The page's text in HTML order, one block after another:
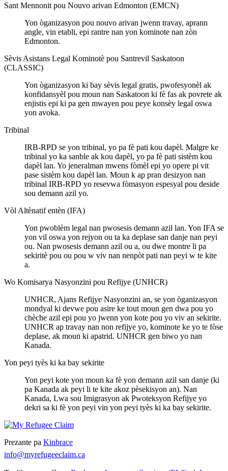
Sant Mennonit pou Nouvo arivan Edmonton (EMCN)
Yon òganizasyon pou nouvo arivan jwenn travay, aprann
angle, vin etabli, epi rantre nan yon kominote nan zòn
Edmonton.
Sèvis Asistans Legal Kominotè pou Santrevil Saskatoon
(CLASSIC)
Yon òganizasyon ki bay sèvis legal gratis, pwofesyonèl ak
konfidansyèl pou moun nan Saskatoon ki fè fas ak povrete ak
enjistis epi ki pa gen mwayen pou peye konsèy legal oswa
yon avoka.
Tribinal
IRB-RPD se yon tribinal, yo pa fè pati kou dapèl. Malgre ke
tribinal yo ka sanble ak kou dapèl, yo pa fè pati sistèm kou
dapèl lan. Yo jeneralman mwens fòmèl epi yo opere pi vit
pase sistèm kou dapèl lan. Moun k ap pran desizyon nan
tribinal IRB-RPD yo resevwa fòmasyon espesyal pou deside
sou demann azil yo.
Vòl Altènatif entèn (IFA)
Yon pwoblèm legal nan pwosesis demann azil lan. Yon IFA se
yon vil oswa yon rejyon ou ta ka deplase san danje nan peyi
ou. Nan pwosesis demann azil ou a, ou dwe montre li pa
sekiritè pou ou pou w viv nan nenpòt pati nan peyi w te kite
a.
Wo Komisarya Nasyonzini pou Refijye (UNHCR)
UNHCR, Ajans Refijye Nasyonzini an, se yon òganizasyon
mondyal ki devwe pou asire ke tout moun gen dwa pou yo
chèche azil epi pou yo jwenn yon kote pou yo viv an sekirite.
UNHCR ap travay nan non refijye yo, kominote ke yo te fòse
deplase, ak moun ki apatrid. UNHCR gen biwo yo nan
Kanada.
Yon peyi tyès ki ka bay sekirite
Yon peyi kote yon moun ka fè yon demann azil san danje (ki
pa Kanada ak peyi li te kite akoz pèsekisyon an). Nan
Kanada, Lwa sou Imigrasyon ak Pwoteksyon Refijye yo
dekri sa ki fè yon peyi vin yon peyi tyès ki ka bay sekirite.
Prezante pa Kinbrace
info@myrefugeeclaim.ca